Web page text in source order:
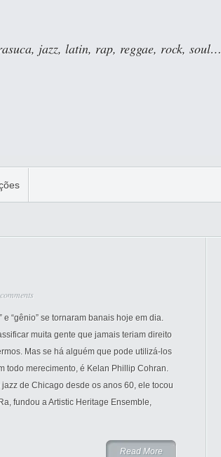
jazz, latin, rap, reggae, rock, soul…
e “gênio” se tornaram banais hoje em dia.
muita gente que jamais teriam direito
Mas se há alguém que pode utilizá-los
todo merecimento, é Kelan Phillip Cohran.
de Chicago desde os anos 60, ele tocou
fundou a Artistic Heritage Ensemble,
Read More